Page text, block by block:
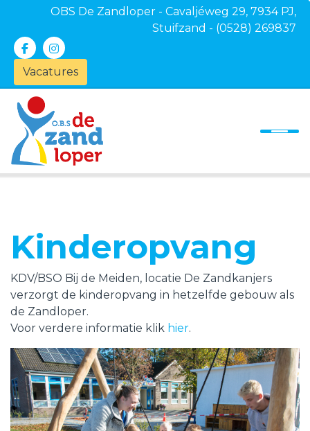
OBS De Zandloper - Cavaljéweg 29, 7934 PJ,
Stuifzand - (0528) 269837
Vacatures
Onze school
Ons onderwijs
Ouders
Contact
Kinderopvang
KDV/BSO Bij de Meiden, locatie De Zandkanjers
verzorgt de kinderopvang in hetzelfde gebouw als
de Zandloper.
Voor verdere informatie klik hier.